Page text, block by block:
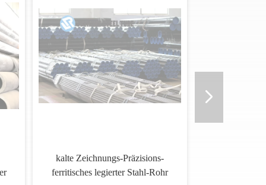
kalte Zeichnungs-Präzisions-
ferritisches legierter Stahl-Rohr